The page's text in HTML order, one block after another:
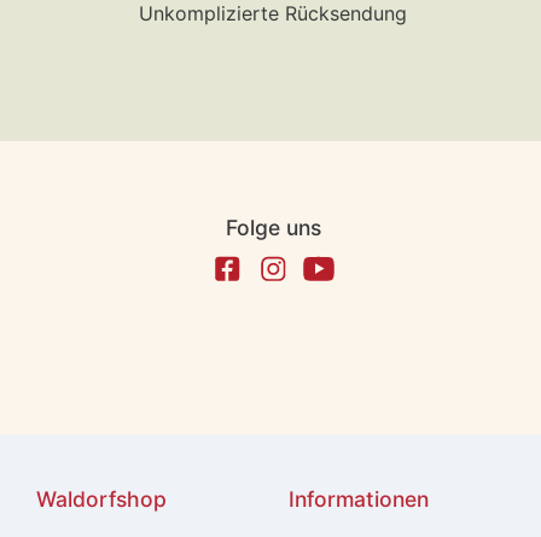
Unkomplizierte Rücksendung
Folge uns
Waldorfshop Informationen